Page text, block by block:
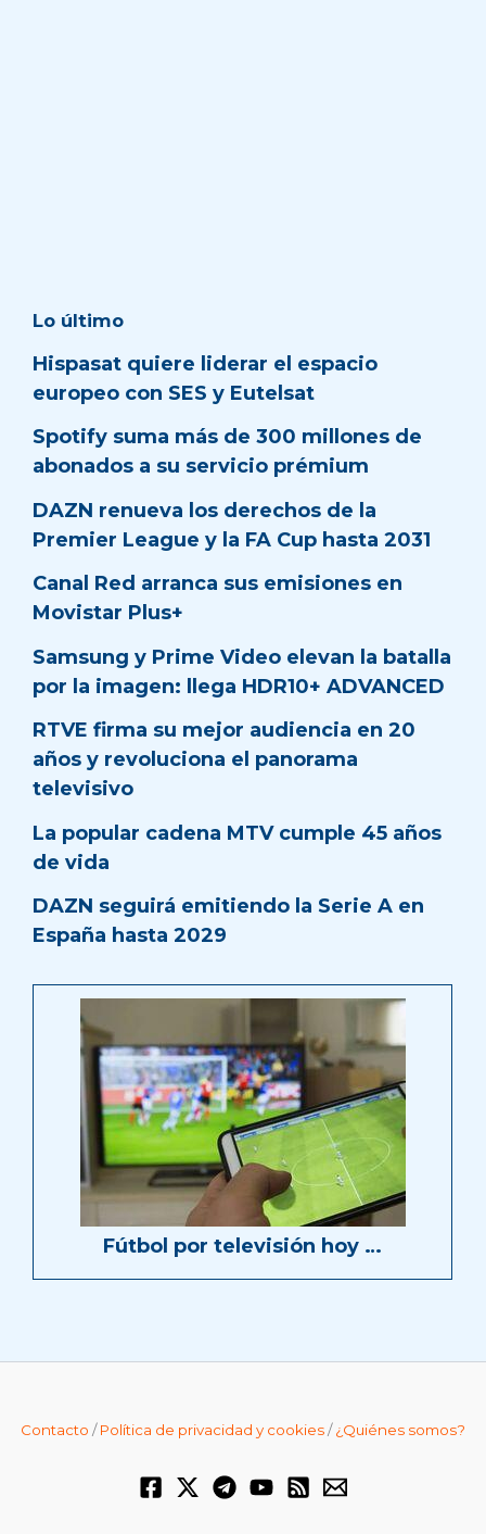
Lo último
Hispasat quiere liderar el espacio
europeo con SES y Eutelsat
Spotify suma más de 300 millones de
abonados a su servicio prémium
DAZN renueva los derechos de la
Premier League y la FA Cup hasta 2031
Canal Red arranca sus emisiones en
Movistar Plus+
Samsung y Prime Video elevan la batalla
por la imagen: llega HDR10+ ADVANCED
RTVE firma su mejor audiencia en 20
años y revoluciona el panorama
televisivo
La popular cadena MTV cumple 45 años
de vida
DAZN seguirá emitiendo la Serie A en
España hasta 2029
Fútbol por televisión hoy …
Contacto /Política de privacidad y cookies/¿Quiénes somos?